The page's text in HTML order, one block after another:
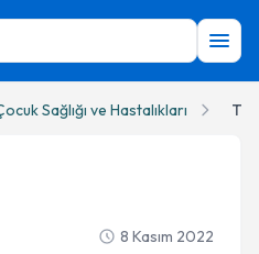
Sağlığı ve Hastalıkları
8 Kasım 2022